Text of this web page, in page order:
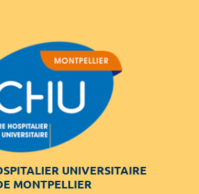
UNIVERSITAIRE
MONTPELLIER